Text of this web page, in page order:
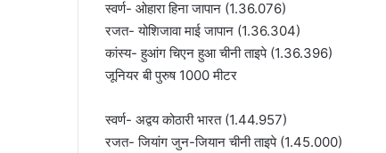
स्वर्ण- ओहारा हिना जापान (1.36.076)
रजत- योशिजावा माई जापान (1.36.304)
कांस्य- हुआंग चिएन हुआ चीनी ताइपे (1.36.396)
जूनियर बी पुरुष 1000 मीटर
स्वर्ण- अद्वय कोठारी भारत (1.44.957)
रजत- जियांग जुन-जियान चीनी ताइपे (1.45.000)